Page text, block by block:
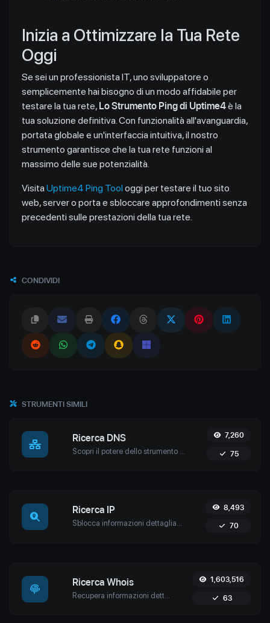
Inizia a Ottimizzare la Tua Rete
Oggi
Se sei un professionista IT, uno sviluppatore o
semplicemente hai bisogno di un modo affidabile per
testare la tua rete, Lo Strumento Ping di Uptime4è la
tua soluzione definitiva. Con funzionalità all'avanguardia,
portata globale e un'interfaccia intuitiva, il nostro
strumento garantisce che la tua rete funzioni al
massimo delle sue potenzialità.
Visita Uptime4 Ping Tool oggi per testare il tuo sito
web, server o porta e sbloccare approfondimenti senza
precedenti sulle prestazioni della tua rete.
CONDIVIDI
STRUMENTI SIMILI
Ricerca DNS 7,260
75
Ricerca IP
Sblocca informazioni dettagliate sugli IP con lo strumento di ricerca IP di Uptime4. Ottieni geolocalizzazione, dettagli ISP e altro in tempo reale per la sicurezza e la gestione della rete.
8,493
70
Ricerca Whois 1,603,516
63